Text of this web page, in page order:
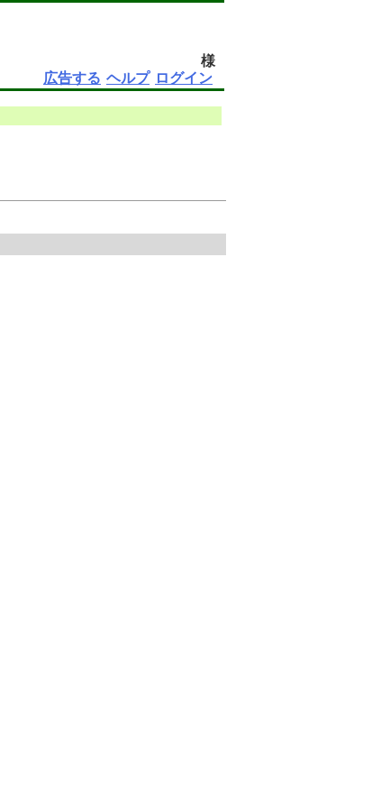
様
広告する ヘルプ ログイン